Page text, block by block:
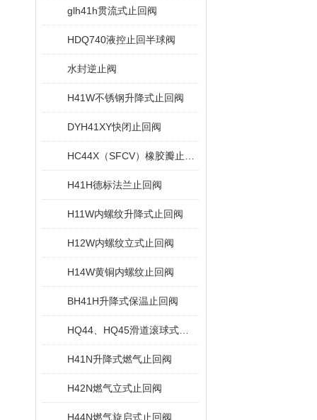
glh41h贯流式止回阀
HDQ740液控止回半球阀
水封逆止阀
H41W不锈钢升降式止回阀
DYH41XY快闭止回阀
H41H德标法兰止回阀
H11W内螺纹升降式止回阀
H12W内螺纹立式止回阀
H14W黄铜内螺纹止回阀
BH41H升降式保温止回阀
H41N升降式燃气止回阀
H42N燃气立式止回阀
H44N燃气旋启式止回阀